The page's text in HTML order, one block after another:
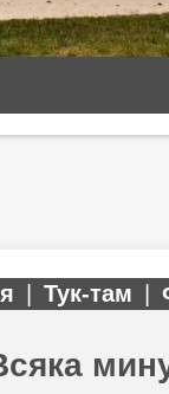
Тук-там